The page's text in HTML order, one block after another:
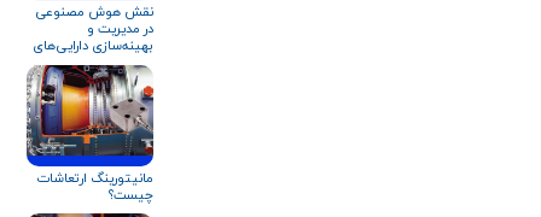
نقش هوش مصنوعی
در مدیریت و
بهینه‌سازی دارایی‌های
فیزیکی
مانیتورینگ ارتعاشات
چیست؟